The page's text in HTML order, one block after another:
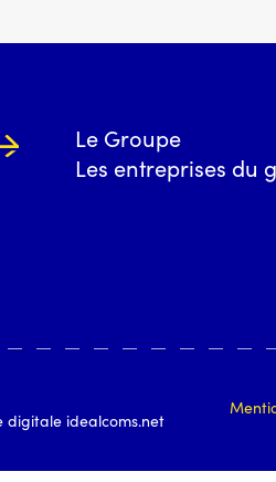
Le Groupe
Les entreprises du
digitale idealcoms.net